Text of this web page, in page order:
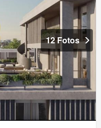
12 Fotos